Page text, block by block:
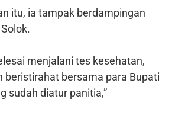
itu, ia tampak berdampingan
menjalani tes kesehatan,
beristirahat bersama para Bupati
sudah diatur panitia,”